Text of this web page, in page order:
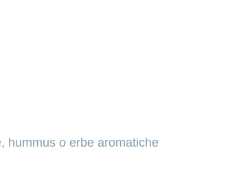
hummus o erbe aromatiche